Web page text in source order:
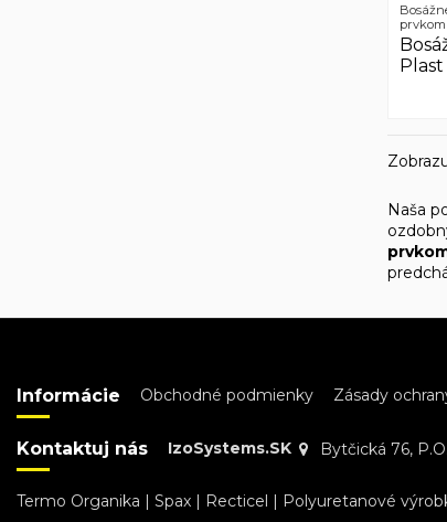
prvkom
Naša
Informácie Obchodné podmienky Zásady
Kontaktuj nás IzoSystems.SK Bytčická 76,
Termo Organika Spax Recticel Polyuretanové